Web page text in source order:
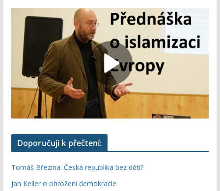
Doporučuji k přečtení:
Tomáš Březina: Česká republika bez dětí?
Jan Keller o ohrožení demokracie